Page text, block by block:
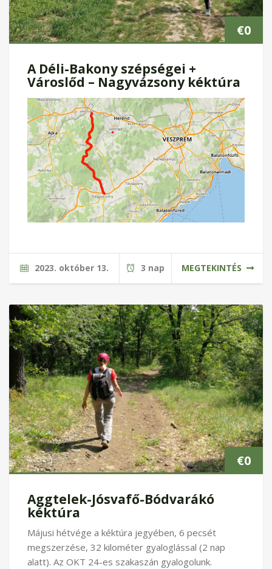
€0
A Déli-Bakony szépségei +
Városlőd – Nagyvázsony kéktúra
2023. október 13. 3 nap MEGTEKINTÉS
€0
Aggtelek-Jósvafő-Bódvarákó
kéktúra
Májusi hétvége a kéktúra jegyében, 6 pecsét
megszerzése, 32 kilométer gyaloglással (2 nap
alatt). Az OKT 24-es szakaszán gyalogolunk.